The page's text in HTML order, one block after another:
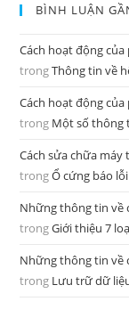
BÌNH LUẬN
Cách hoạt động
trongThông tin về
Cách hoạt động
trong Một số thông
Cách sửa chữa
trongỔ cứng báo
Những thông tin về
trongGiới thiệu 7
Những thông tin về
trong Lưu trữ dữ